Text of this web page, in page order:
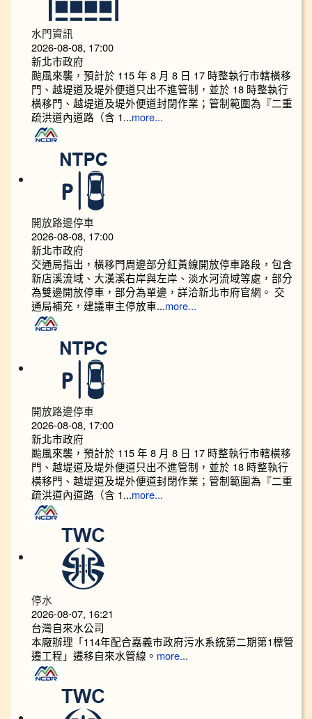
水門資訊
2026-08-08, 17:00
新北市政府
颱風來襲，預計於 115 年 8 月 8 日 17 時整執行市轄橫移
門、越堤道及堤外便道只出不進管制，並於 18 時整執行
橫移門、越堤道及堤外便道封閉作業；管制範圍為『二重
疏洪道內道路（含 1...more...
開放路邊停車
2026-08-08, 17:00
新北市政府
交通局指出，橫移門周邊部分紅黃線開放停車路段，包含
新店溪流域、大漢溪右岸與左岸、淡水河流域等處，部分
為雙邊開放停車，部分為單邊，詳洽新北市府官網。 交
通局補充，建議車主停放車...more...
開放路邊停車
2026-08-08, 17:00
新北市政府
颱風來襲，預計於 115 年 8 月 8 日 17 時整執行市轄橫移
門、越堤道及堤外便道只出不進管制，並於 18 時整執行
橫移門、越堤道及堤外便道封閉作業；管制範圍為『二重
疏洪道內道路（含 1...more...
停水
2026-08-07, 16:21
台灣自來水公司
本廠辦理「114年配合嘉義市政府污水系統第二期第1標管
遷工程」遷移自來水管線。 more...